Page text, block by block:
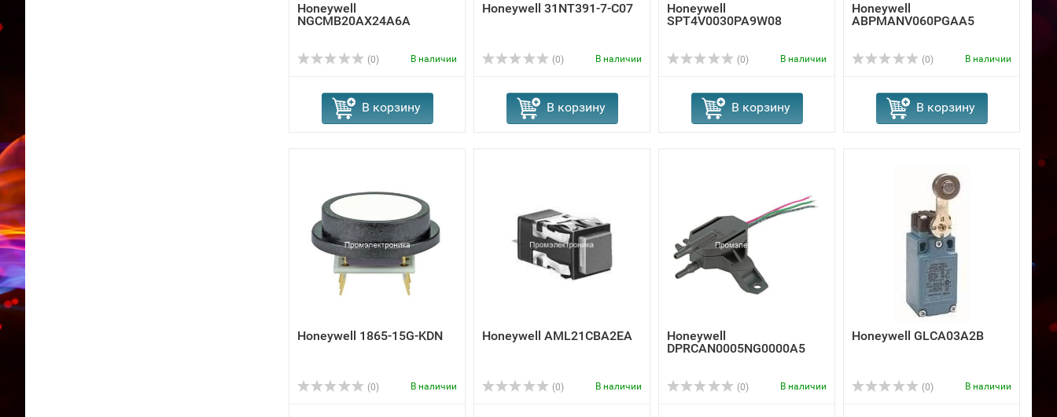
Honeywell
NGCMB20AX24A6A
(0) В наличии
В корзину
Honeywell 31NT391-7-C07
(0) В наличии
В корзину
Honeywell
SPT4V0030PA9W08
(0) В наличии
В корзину
Honeywell
ABPMANV060PGAA5
(0) В наличии
В корзину
Honeywell 1865-15G-KDN
(0) В наличии
Honeywell AML21CBA2EA
(0) В наличии
Honeywell
DPRCAN0005NG0000A5
(0) В наличии
Honeywell GLCA03A2B
(0) В наличии